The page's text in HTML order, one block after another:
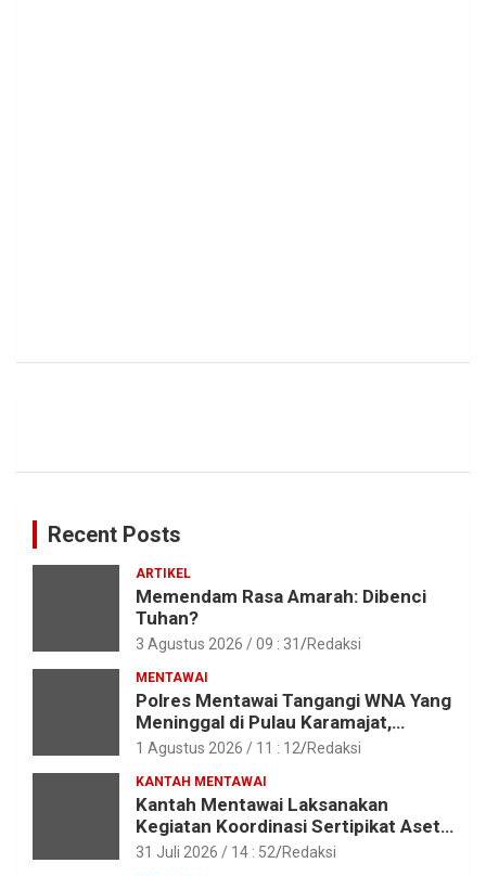
Recent Posts
ARTIKEL
Memendam Rasa Amarah: Dibenci
Tuhan?
3 Agustus 2026 / 09 : 31 Redaksi
MENTAWAI
Polres Mentawai Tangangi WNA Yang
Meninggal di Pulau Karamajat,
Sibaday
1 Agustus 2026 / 11 : 12 Redaksi
KANTAH MENTAWAI
Kantah Mentawai Laksanakan
Kegiatan Koordinasi Sertipikat Aset
Tanah Pemkab Mentawai
31 Juli 2026 / 14 : 52 Redaksi